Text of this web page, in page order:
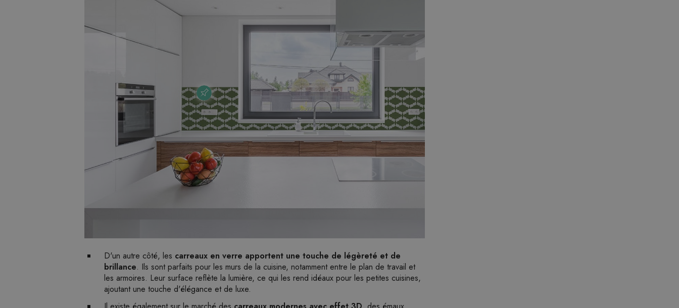
D'un autre côté, les carreaux en verre apportent une touche de légèreté et de
brillance. Ils sont parfaits pour les murs de la cuisine, notamment entre le plan de travail et
les armoires. Leur surface reflète la lumière, ce qui les rend idéaux pour les petites cuisines,
ajoutant une touche d'élégance et de luxe.